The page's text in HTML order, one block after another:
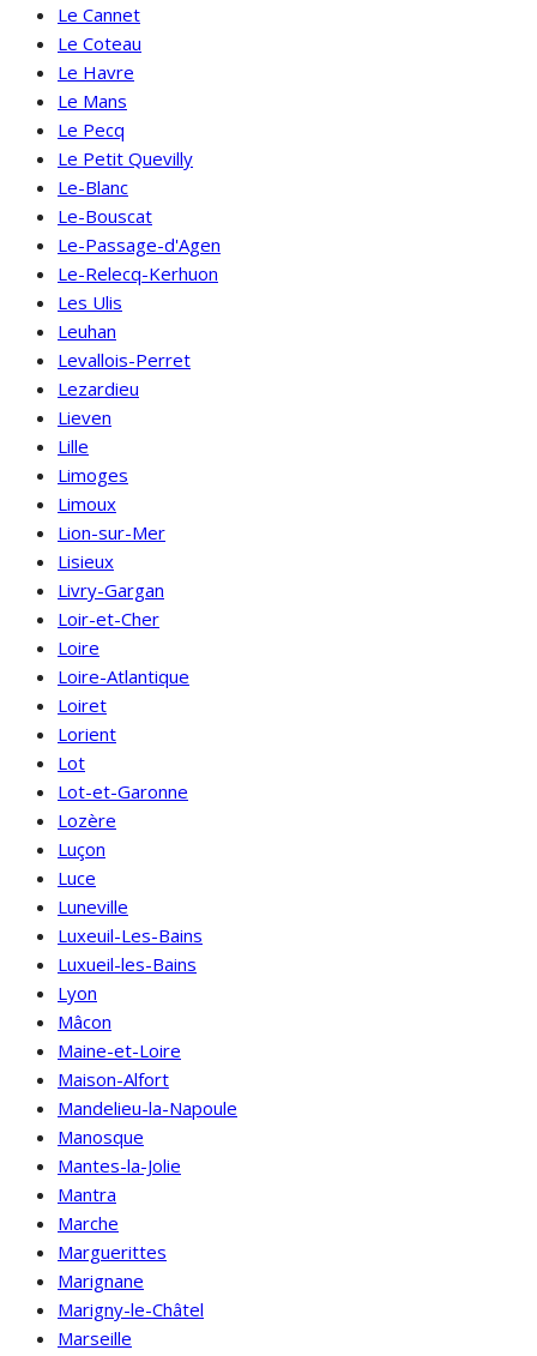
Le Cannet
Le Coteau
Le Havre
Le Mans
Le Pecq
Le Petit Quevilly
Le-Blanc
Le-Bouscat
Le-Passage-d'Agen
Le-Relecq-Kerhuon
Les Ulis
Leuhan
Levallois-Perret
Lezardieu
Lieven
Lille
Limoges
Limoux
Lion-sur-Mer
Lisieux
Livry-Gargan
Loir-et-Cher
Loire
Loire-Atlantique
Loiret
Lorient
Lot
Lot-et-Garonne
Lozère
Luçon
Luce
Luneville
Luxeuil-Les-Bains
Luxueil-les-Bains
Lyon
Mâcon
Maine-et-Loire
Maison-Alfort
Mandelieu-la-Napoule
Manosque
Mantes-la-Jolie
Mantra
Marche
Marguerittes
Marignane
Marigny-le-Châtel
Marseille